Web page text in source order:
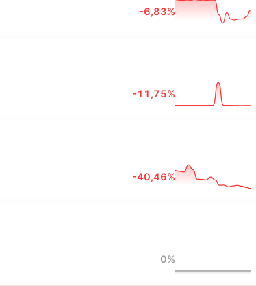
-6,83%
-11,75%
-40,46%
0%